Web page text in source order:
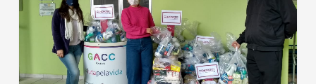
básicas
para